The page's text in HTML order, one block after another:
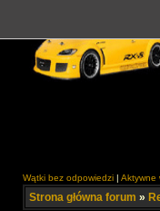
Wątki bez odpowiedzi | Aktywne
Strona główna forum »